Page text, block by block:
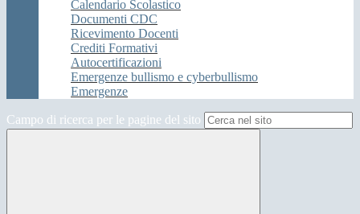
Calendario Scolastico
Documenti CDC
Ricevimento Docenti
Crediti Formativi
Autocertificazioni
Emergenze bullismo e cyberbullismo
Emergenze
Campo di ricerca per le pagine del sito